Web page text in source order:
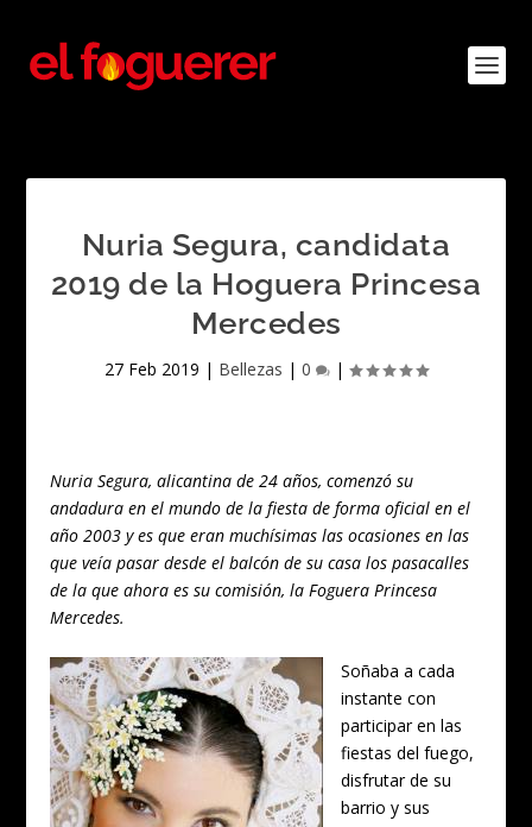
Nuria Segura, candidata
2019 de la Hoguera Princesa
Mercedes
27 Feb 2019 | Bellezas | 0 |
Nuria Segura, alicantina de 24 años, comenzó su
andadura en el mundo de la fiesta de forma oficial en el
año 2003 y es que eran muchísimas las ocasiones en las
que veía pasar desde el balcón de su casa los pasacalles
de la que ahora es su comisión, la Foguera Princesa
Mercedes.
Soñaba a cada
instante con
participar en las
fiestas del fuego,
disfrutar de su
barrio y sus